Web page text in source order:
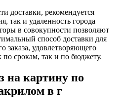
доставки, рекомендуется
так и удаленность города
в совокупности позволяют
способ доставки для
заказа, удовлетворяющего
по срокам, так и по бюджету.
на картину по
в г